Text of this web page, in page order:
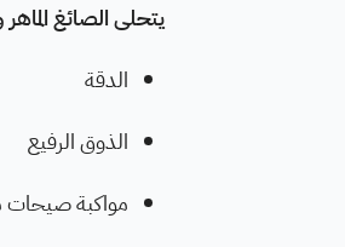
يتحلى الصائغ الماهر
الدقة
الذوق الرفيع
مواكبة صيحات